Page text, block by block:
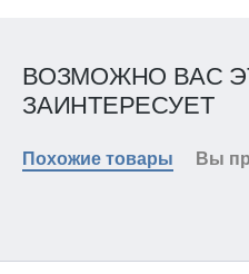
ВОЗМОЖНО ВАС
ЗАИНТЕРЕСУЕТ
Похожие товары Вы